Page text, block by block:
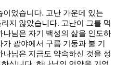
었습니다. 고난 가운데 있는
지 않았습니다. 고난이 그를 먹
님은 자기 백성의 삶을 인도하
광야에서 구름 기둥과 불 기
님은 지금도 약속하신 것을 성